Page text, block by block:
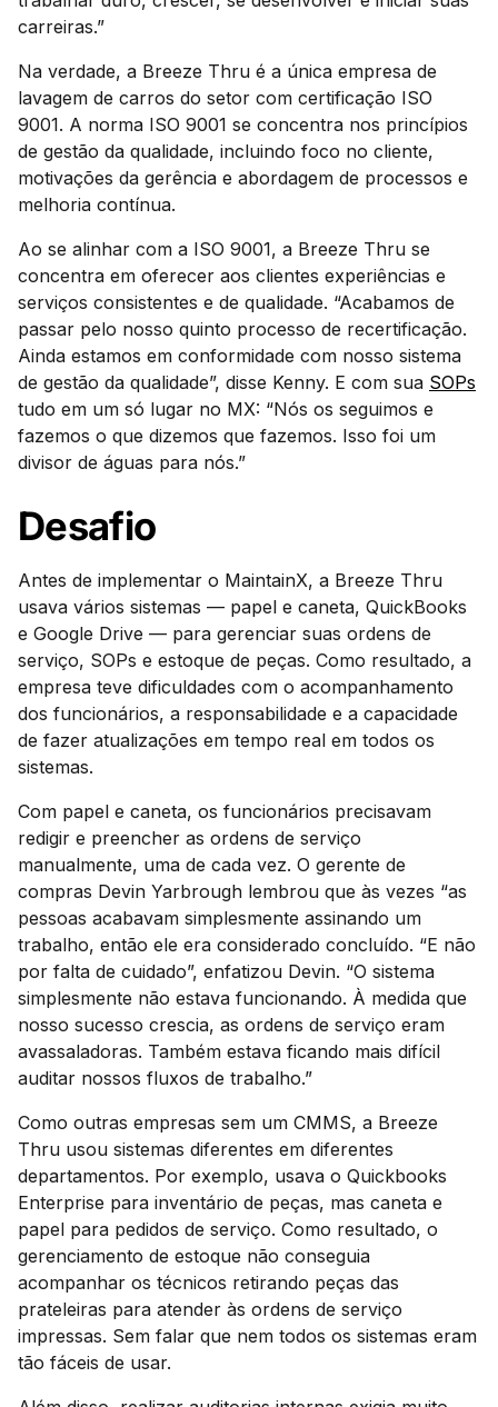
carreiras.”
Na verdade, a Breeze Thru é a única empresa de
lavagem de carros do setor com certificação ISO
9001. A norma ISO 9001 se concentra nos princípios
de gestão da qualidade, incluindo foco no cliente,
motivações da gerência e abordagem de processos e
melhoria contínua.
Ao se alinhar com a ISO 9001, a Breeze Thru se
concentra em oferecer aos clientes experiências e
serviços consistentes e de qualidade. “Acabamos de
passar pelo nosso quinto processo de recertificação.
Ainda estamos em conformidade com nosso sistema
de gestão da qualidade”, disse Kenny. E com sua SOPs
tudo em um só lugar no MX: “Nós os seguimos e
fazemos o que dizemos que fazemos. Isso foi um
divisor de águas para nós.”
Desafio
Antes de implementar o MaintainX, a Breeze Thru
usava vários sistemas — papel e caneta, QuickBooks
e Google Drive — para gerenciar suas ordens de
serviço, SOPs e estoque de peças. Como resultado, a
empresa teve dificuldades com o acompanhamento
dos funcionários, a responsabilidade e a capacidade
de fazer atualizações em tempo real em todos os
sistemas.
Com papel e caneta, os funcionários precisavam
redigir e preencher as ordens de serviço
manualmente, uma de cada vez. O gerente de
compras Devin Yarbrough lembrou que às vezes “as
pessoas acabavam simplesmente assinando um
trabalho, então ele era considerado concluído. “E não
por falta de cuidado”, enfatizou Devin. “O sistema
simplesmente não estava funcionando. À medida que
nosso sucesso crescia, as ordens de serviço eram
avassaladoras. Também estava ficando mais difícil
auditar nossos fluxos de trabalho.”
Como outras empresas sem um CMMS, a Breeze
Thru usou sistemas diferentes em diferentes
departamentos. Por exemplo, usava o Quickbooks
Enterprise para inventário de peças, mas caneta e
papel para pedidos de serviço. Como resultado, o
gerenciamento de estoque não conseguia
acompanhar os técnicos retirando peças das
prateleiras para atender às ordens de serviço
impressas. Sem falar que nem todos os sistemas eram
tão fáceis de usar.